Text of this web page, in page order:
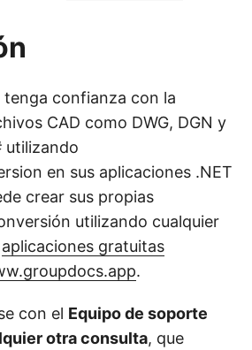
tenga confianza con la
CAD como DWG, DGN y
utilizando
en sus aplicaciones .NET
crear sus propias
utilizando cualquier
aplicaciones gratuitas
.
con el Equipo de soporte
otra consulta, que